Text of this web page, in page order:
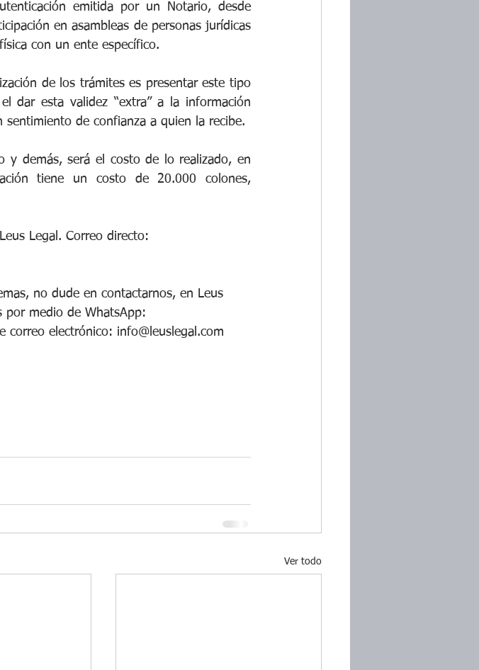
emitida por un Notario, desde
en asambleas de personas jurídicas
con un ente específico.
de los trámites es presentar este tipo
dar esta validez “extra” a la información
de confianza a quien la recibe.
y demás, será el costo de lo realizado, en
tiene un costo de 20.000 colones,
Legal. Correo directo:
no dude en contactarnos, en Leus
por medio de WhatsApp:
correo electrónico: info@leuslegal.com
Ver todo